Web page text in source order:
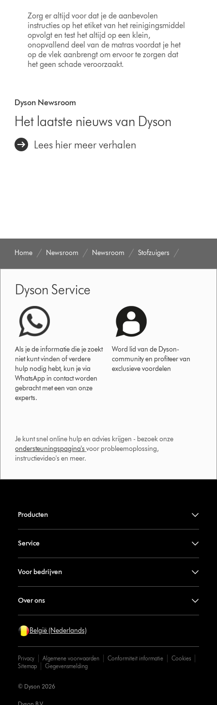
Zorg er altijd voor dat je de aanbevolen
instructies op het etiket van het reinigingsmiddel
opvolgt en test het altijd op een klein,
onopvallend deel van de matras voordat je het
op de vlek aanbrengt om ervoor te zorgen dat
het geen schade veroorzaakt.
Dyson Newsroom
Het laatste nieuws van Dyson
Lees hier meer verhalen
Home Newsroom Newsroom Stofzuigers
Dyson Service
Als je de informatie die je zoekt
niet kunt vinden of verdere
hulp nodig hebt, kun je via
WhatsApp in contact worden
gebracht met een van onze
experts.
Word lid van de Dyson-
community en profiteer van
exclusieve voordelen
Je kunt snel online hulp en advies krijgen - bezoek onze
ondersteuningspagina's voor probleemoplossing,
instructievideo's en meer.
Producten
Service
Voor bedrijven
Over ons
België (Nederlands)
Privacy Algemene voorwaarden Conformiteit informatie
Cookies
Sitemap
Gegevensmelding
© Dyson 2026